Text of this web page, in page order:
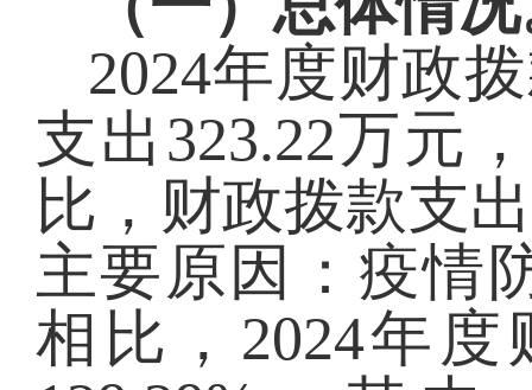
2024年度财政
支出 323.22万元
比， 财政拨款支
主要原因
：疫情
相比， 2024年度